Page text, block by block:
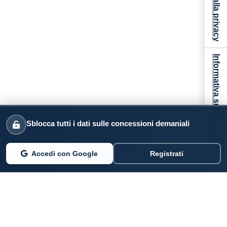
Sblocca tutti i dati sulle concessioni demaniali
Accedi con Google Registrati
Informativa sulla raccolta